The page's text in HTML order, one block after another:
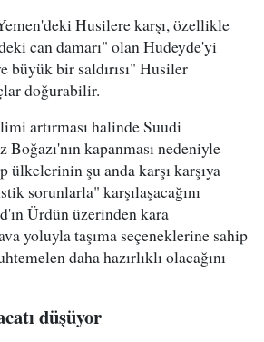
Husilere karşı, özellikle
can damarı" olan Hudeyde'yi
büyük bir saldırısı" Husiler
doğurabilir.
artırması halinde Suudi
kapanması nedeniyle
ülkelerinin şu anda karşı karşıya
sorunlarla" karşılaşacağını
Ürdün üzerinden kara
yoluyla taşıma seçeneklerine sahip
daha hazırlıklı olacağını
düşüyor